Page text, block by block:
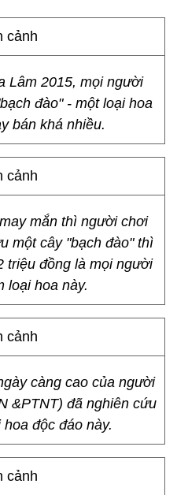
Lâm 2015, mọi người
đào" - một loại hoa
bán khá nhiều.
mắn thì người chơi
một cây "bạch đào" thì
triệu đồng là mọi người
loại hoa này.
càng cao của người
&PTNT) đã nghiên cứu
độc đáo này.